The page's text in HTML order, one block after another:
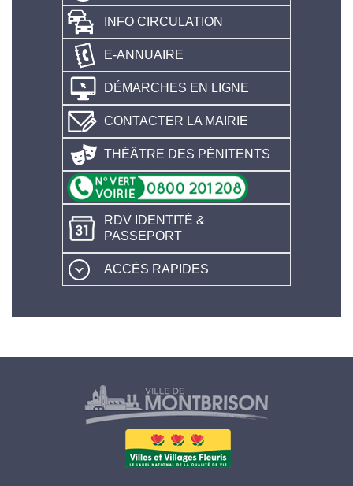
INFO CIRCULATION
E-ANNUAIRE
DÉMARCHES EN LIGNE
CONTACTER LA MAIRIE
THÉÂTRE DES PÉNITENTS
RDV IDENTITÉ &
PASSEPORT
ACCÈS RAPIDES